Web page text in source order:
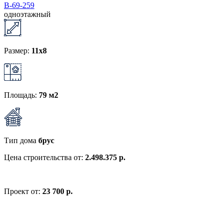
В-69-259
одноэтажный
Размер: 11x8
Площадь: 79 м2
Тип дома брус
Цена строительства от: 2.498.375 р.
Проект от: 23 700 р.